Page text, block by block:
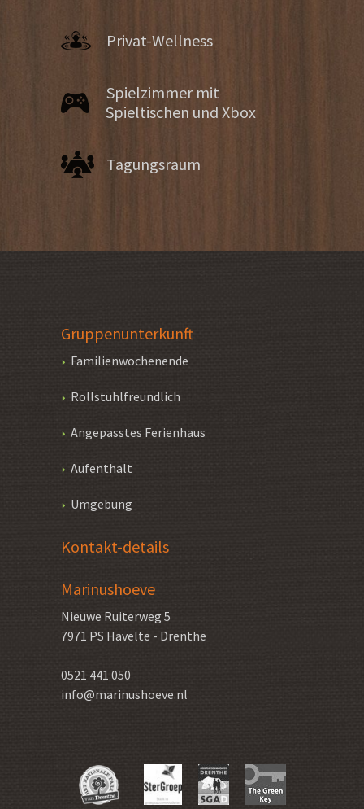
Privat-Wellness
Spielzimmer mit
Spieltischen und Xbox
Tagungsraum
Gruppenunterkunft
Familienwochenende
Rollstuhlfreundlich
Angepasstes Ferienhaus
Aufenthalt
Umgebung
Kontakt-details
Marinushoeve
Nieuwe Ruiterweg 5
7971 PS Havelte - Drenthe
0521 441 050
info@marinushoeve.nl